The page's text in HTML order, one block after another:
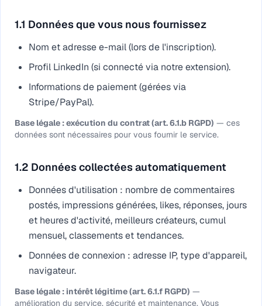
1.1 Données que vous nous fournissez
Nom et adresse e-mail (lors de l'inscription).
Profil LinkedIn (si connecté via notre extension).
Informations de paiement (gérées via
Stripe/PayPal).
Base légale : exécution du contrat (art. 6.1.b RGPD) — ces
données sont nécessaires pour vous fournir le service.
1.2 Données collectées automatiquement
Données d'utilisation : nombre de commentaires
postés, impressions générées, likes, réponses, jours
et heures d'activité, meilleurs créateurs, cumul
mensuel, classements et tendances.
Données de connexion : adresse IP, type d'appareil,
navigateur.
Base légale : intérêt légitime (art. 6.1.f RGPD) —
amélioration du service, sécurité et maintenance. Vous